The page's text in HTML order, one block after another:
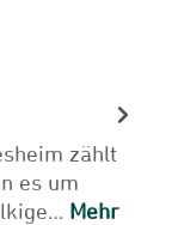
zählt
es um
Mehr